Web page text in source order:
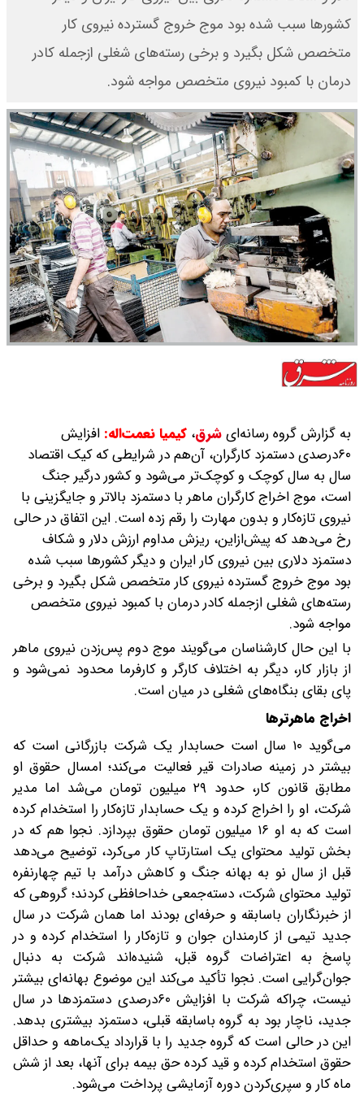
کشورها سبب شده بود موج خروج گسترده نیروی کار
متخصص شکل بگیرد و برخی رسته‌های شغلی از‌جمله کادر
درمان با کمبود نیروی متخصص مواجه شود.
به گزارش گروه رسانه‌ایشرق، کیمیا نعمت‌اله: افزایش
۶۰‌درصدی دستمزد کارگران، آن‌هم در شرایطی که کیک اقتصاد
سال به سال کوچک و کوچک‌تر می‌شود و کشور درگیر جنگ
است، موج اخراج کارگران ماهر با دستمزد بالاتر و جایگزینی با
نیروی تازه‌کار و بدون مهارت را رقم زده است. این اتفاق در حالی
رخ می‌دهد که پیش‌از‌این، ریزش مداوم ارزش دلار و شکاف
دستمزد دلاری بین نیروی کار ایران و دیگر کشورها سبب شده
بود موج خروج گسترده نیروی کار متخصص شکل بگیرد و برخی
رسته‌های شغلی از‌جمله کادر درمان با کمبود نیروی متخصص
مواجه شود.
با این حال کارشناسان می‌گویند موج دوم پس‌زدن نیروی ماهر
از بازار کار، دیگر به اختلاف کارگر و کارفرما محدود نمی‌شود و
پای بقای بنگاه‌های شغلی در میان است.
اخراج ماهرترها
می‌گوید ۱۰ سال است حسابدار یک شرکت بازرگانی است که
بیشتر در زمینه صادرات قیر فعالیت می‌کند؛ امسال حقوق او
مطابق قانون کار، حدود ۲۹ میلیون تومان می‌شد اما مدیر
شرکت، او را اخراج کرده و یک حسابدار تازه‌کار را استخدام کرده
است که به او ۱۶ میلیون تومان حقوق بپردازد. نجوا هم که در
بخش تولید محتوای یک استارتاپ کار می‌کرد، توضیح می‌دهد
قبل از سال نو به بهانه جنگ و کاهش درآمد با تیم چهارنفره
تولید محتوای شرکت، دسته‌جمعی خداحافظی کردند؛ گروهی که
از خبرنگاران با‌سابقه و حرفه‌ای بودند اما همان شرکت در سال
جدید تیمی از کارمندان جوان و تازه‌کار را استخدام کرده و در
پاسخ به اعتراضات گروه قبل، شنیده‌اند شرکت به دنبال
جوان‌گرایی است. نجوا تأکید می‌کند این موضوع بهانه‌ای بیشتر
نیست، چراکه شرکت با افزایش ۶۰درصدی دستمزدها در سال
جدید، ناچار بود به گروه باسابقه قبلی، دستمزد بیشتری بدهد‌.
این در حالی است که گروه جدید را با قرارداد یک‌ماهه و حداقل
حقوق استخدام کرده و قید کرده حق بیمه برای آنها، بعد از شش
ماه کار و سپری‌کردن دوره آزمایشی پرداخت می‌شود.